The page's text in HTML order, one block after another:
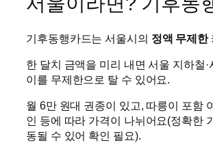
기후동행카드는 서울시의 정액 무제한
한 달치 금액을 미리 내면 서울 지하철·
이를 무제한으로 탈 수 있어요.
월 6만 원대 권종이 있고, 따릉이 포함
인 등에 따라 가격이 나뉘어요(정확한
동될 수 있어 확인 필요).